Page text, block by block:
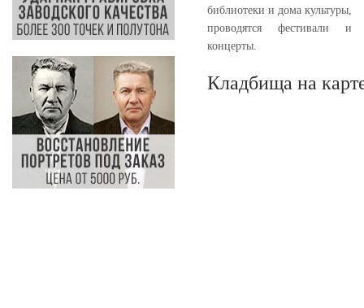
библиотеки и дома культуры,
проводятся фестивали и
концерты.
Кладбища на